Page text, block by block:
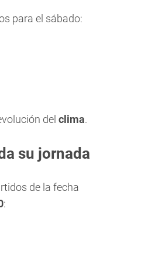
para el sábado:
del clima.
su jornada
de la fecha
: